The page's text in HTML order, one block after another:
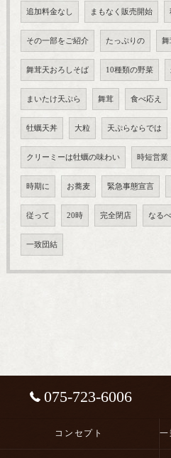
追加料金なし まもなく販売開始
その一部をご紹介 たっぷりの 舞
舞茸天おろしそば 10種類の野菜
まいたけ天ぷら 舞茸 食べ応え
牡蠣天丼 大粒 天ぷらならでは
クリーミーは牡蠣の味わい 時短営業
時期に お蕎麦 緊急事態宣言
従って 20時 完全閉店 なるべ
一致団結
075-723-6006
コンセプト